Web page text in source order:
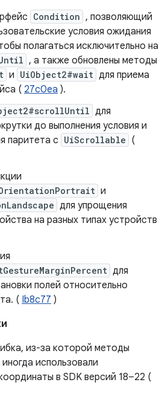
Condition , позволяющий
условия ожидания
полагаться исключительно на
, а также обновлены методы
и UiObject2#wait для приема
( 27c0ea ).
для
до выполнения условия и
паритета с UiScrollable (
и
для упрощения
на разных типах устройств
для
полей относительно
( Ib8c77 )
из-за которой методы
иногда использовали
в SDK версий 18–22 (